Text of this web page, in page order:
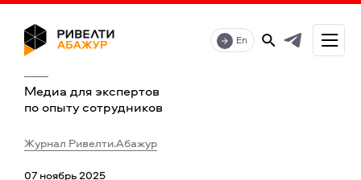
Медиа для экспертов
по опыту сотрудников
En
Журнал Ривелти.Абажур
07 ноябрь 2025